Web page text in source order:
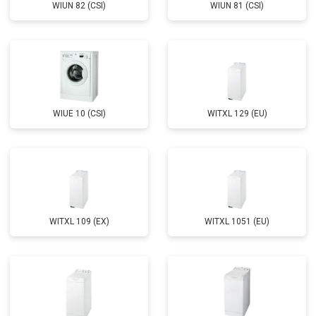
Замена подшипников
Замена мотора от 3800 ₽
от 2200 ₽ Заказать
Замена прессостата от 3350 ₽ Заказать
WIUN 82 (CSI) WIUN 81 (CSI)
WIUE 10 (CSI) WITXL 129 (EU)
WITXL 109 (EX) WITXL 1051 (EU)